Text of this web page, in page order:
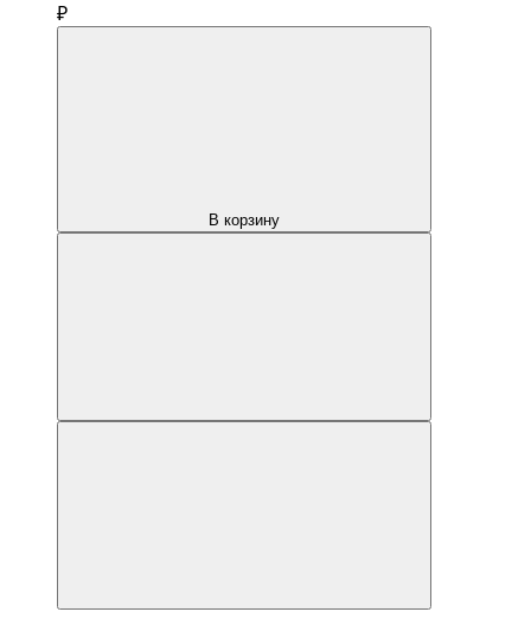
₽
В корзину